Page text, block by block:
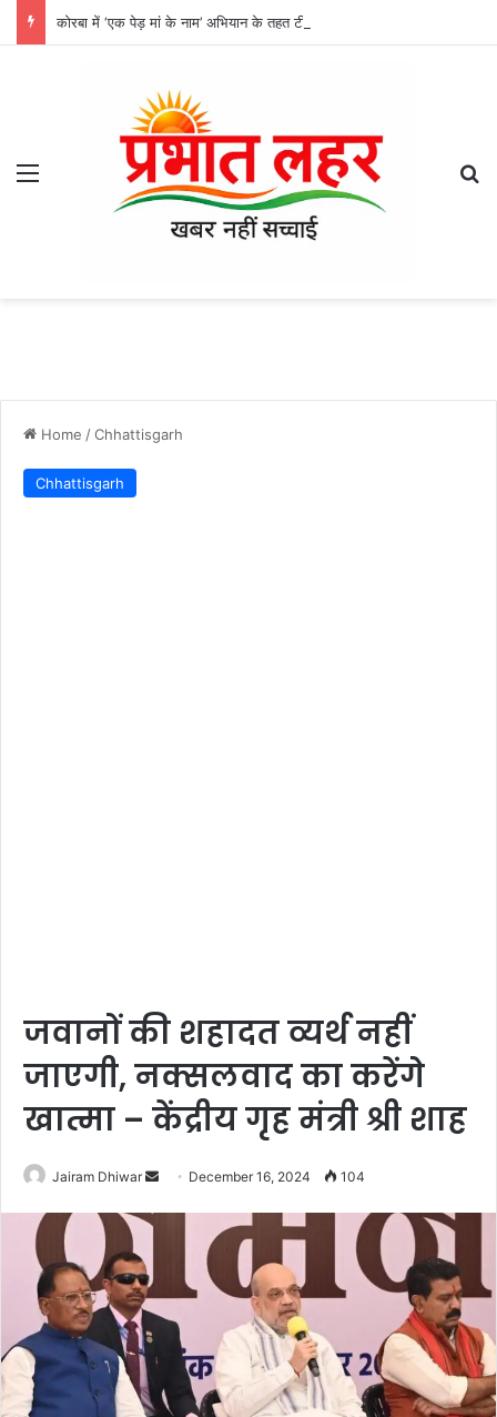
Menu
Home /Chhattisgarh
Chhattisgarh
जवानों की शहादत व्यर्थ नहीं
जाएगी, नक्सलवाद का करेंगे
खात्मा – केंद्रीय गृह मंत्री श्री शाह
Jairam Dhiwar
Send December 16, 2024 104